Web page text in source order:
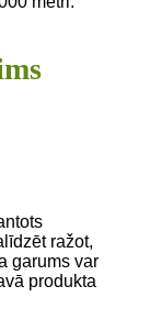
ražot,
garums var
produkta